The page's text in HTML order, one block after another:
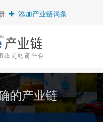
添加产业链词条
的产业链